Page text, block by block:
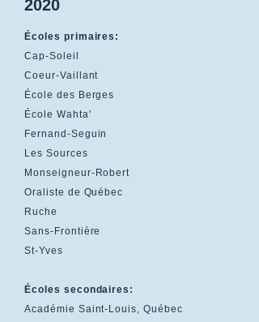
2020
Écoles primaires:
Cap-Soleil
Coeur-Vaillant
École des Berges
École Wahta'
Fernand-Seguin
Les Sources
Monseigneur-Robert
Oraliste de Québec
Ruche
Sans-Frontière
St-Yves
Écoles secondaires:
Académie Saint-Louis, Québec